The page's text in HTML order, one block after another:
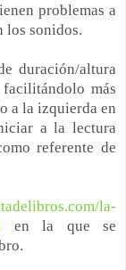
problemas a
los sonidos.
duración/altura
más
a la izquierda en
a la lectura
referente de
la-
en la que se